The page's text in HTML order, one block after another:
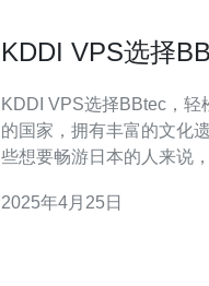
KDDI VPS选择
KDDI VPS选择BBtec，轻松畅游日本 日
的国家，拥有丰富的文化
些想要畅游日本的人来说
商之一，他们选择了
2025年4月25日